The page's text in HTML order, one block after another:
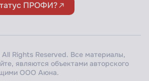
ПРОФИ?
Rights Reserved. Все материалы,
являются объектами авторского
ООО Аюна.